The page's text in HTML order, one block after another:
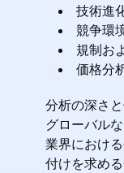
技術進
競争環
規制お
価格分
分析の深さ
グローバル
業界におけ
付けを求め